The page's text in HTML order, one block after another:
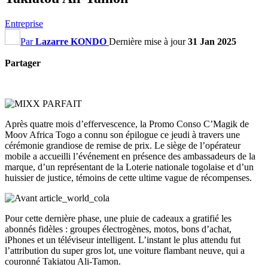
Entreprise
ParLazarre KONDO Dernière mise à jour31 Jan 2025
Partager
Après quatre mois d’effervescence, la Promo Conso C’Magik de
Moov Africa Togo a connu son épilogue ce jeudi à travers une
cérémonie grandiose de remise de prix. Le siège de l’opérateur
mobile a accueilli l’événement en présence des ambassadeurs de la
marque, d’un représentant de la Loterie nationale togolaise et d’un
huissier de justice, témoins de cette ultime vague de récompenses.
Pour cette dernière phase, une pluie de cadeaux a gratifié les
abonnés fidèles : groupes électrogènes, motos, bons d’achat,
iPhones et un téléviseur intelligent. L’instant le plus attendu fut
l’attribution du super gros lot, une voiture flambant neuve, qui a
couronné Takiatou Ali-Tamon.